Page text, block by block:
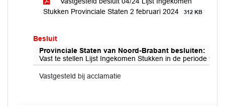
Stukken Provinciale Staten 2 februari 2024
312 KB
Besluit
Provinciale Staten van Noord-Brabant besluiten:
Vast te stellen Lijst Ingekomen Stukken in de periode 9
Vastgesteld bij acclamatie